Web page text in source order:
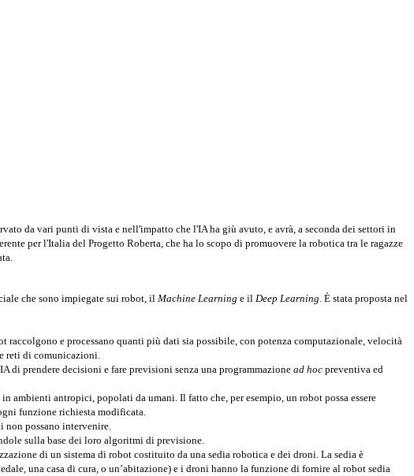
da vari punti di vista e nell'impatto che l'IA ha giù avuto, e avrà, a seconda dei settori in
per l'Italia del Progetto Roberta, che ha lo scopo di promuovere la robotica tra le ragazze
che sono impiegate sui robot, il Machine Learning e il Deep Learning. È stata proposta nel
e processano quanti più dati sia possibile, con potenza computazionale, velocità
reti di comunicazioni.
di prendere decisioni e fare previsioni senza una programmazionead hoc preventiva ed
antropici, popolati da umani. Il fatto che, per esempio, un robot possa essere
funzione richiesta modificata.
non possano intervenire.
sulla base dei loro algoritmi di previsione.
di un sistema di robot costituito da una sedia robotica e dei droni. La sedia è
una casa di cura, o un’abitazione) e i droni hanno la funzione di fornire al robot sedia